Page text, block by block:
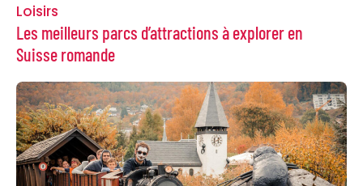
Loisirs
Les meilleurs parcs d’attractions à explorer en
Suisse romande